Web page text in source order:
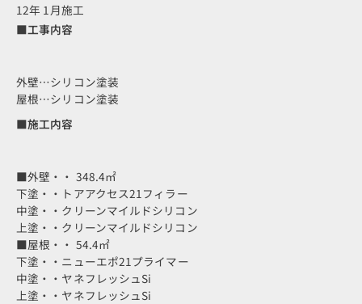
12年 1月施工
■工事内容
外壁…シリコン塗装
屋根…シリコン塗装
■施工内容
■外壁・・ 348.4㎡
下塗・・トアアクセス21フィラー
中塗・・クリーンマイルドシリコン
上塗・・クリーンマイルドシリコン
■屋根・・ 54.4㎡
下塗・・ニューエポ21プライマー
中塗・・ヤネフレッシュSi
上塗・・ヤネフレッシュSi